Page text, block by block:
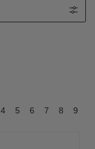
4 5 6 7 8 9